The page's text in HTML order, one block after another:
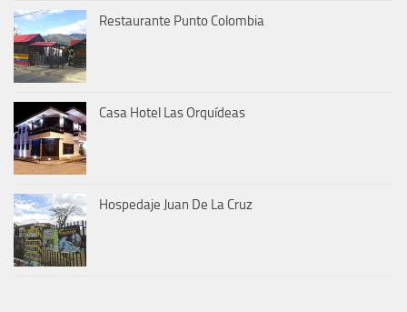
Restaurante Punto Colombia
Casa Hotel Las Orquídeas
Hospedaje Juan De La Cruz